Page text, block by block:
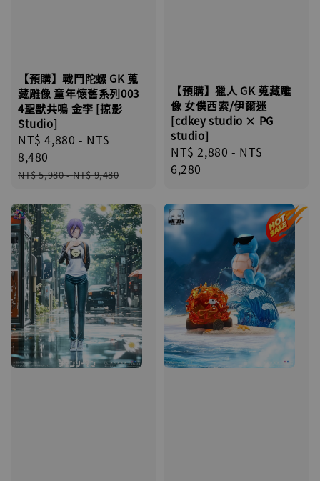
【預購】戰鬥陀螺 GK 蒐
藏雕像 童年懷舊系列003
4聖獸共鳴 金李 [掠影
Studio]
Sale
price
NT$ 4,880 - NT$
8,480
Regular
NT$ 5,980-NT$ 9,480
【預購】獵人 GK 蒐藏雕
像 女僕西索/伊爾迷
[cdkey studio × PG
studio]
Regular
price
NT$ 2,880 - NT$
6,280